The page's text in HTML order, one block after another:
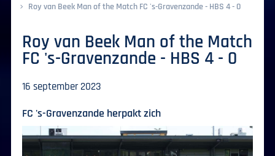
Roy van Beek Man of the Match FC 's-Gravenzande - HBS 4 - 0
Roy van Beek Man of the Match
FC 's-Gravenzande - HBS 4 - 0
16 september 2023
FC 's-Gravenzande herpakt zich